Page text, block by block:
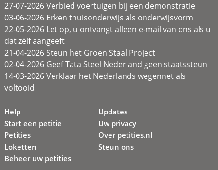
27-07-2026 Verbied voertuigen bij een demonstratie
03-06-2026 Erken thuisonderwijs als onderwijsvorm
22-05-2026 Let op, u ontvangt alleen e-mail van ons als u
dat zélf aangeeft
21-04-2026 Steun het Groen Staal Project
02-04-2026 Geef Tata Steel Nederland geen staatssteun
14-03-2026 Verklaar het Nederlands wegennet als
voltooid
Help
Start een petitie
Petities
Loketten
Beheer uw petities
Updates
Uw privacy
Over petities.nl
Steun ons